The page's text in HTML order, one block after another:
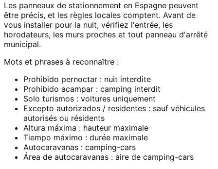
Les panneaux de stationnement en Espagne peuvent
être précis, et les règles locales comptent. Avant de
vous installer pour la nuit, vérifiez l'entrée, les
horodateurs, les murs proches et tout panneau d'arrêté
municipal.
Mots et phrases à reconnaître :
Prohibido pernoctar : nuit interdite
Prohibido acampar : camping interdit
Solo turismos : voitures uniquement
Excepto autorizados / residentes : sauf véhicules
autorisés ou résidents
Altura máxima : hauteur maximale
Tiempo máximo : durée maximale
Autocaravanas : camping-cars
Área de autocaravanas : aire de camping-cars